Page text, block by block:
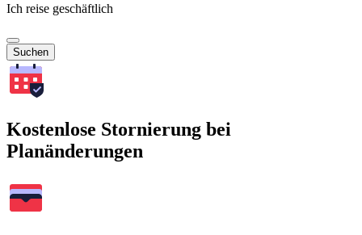
Ich reise geschäftlich
Suchen
Kostenlose Stornierung bei
Planänderungen